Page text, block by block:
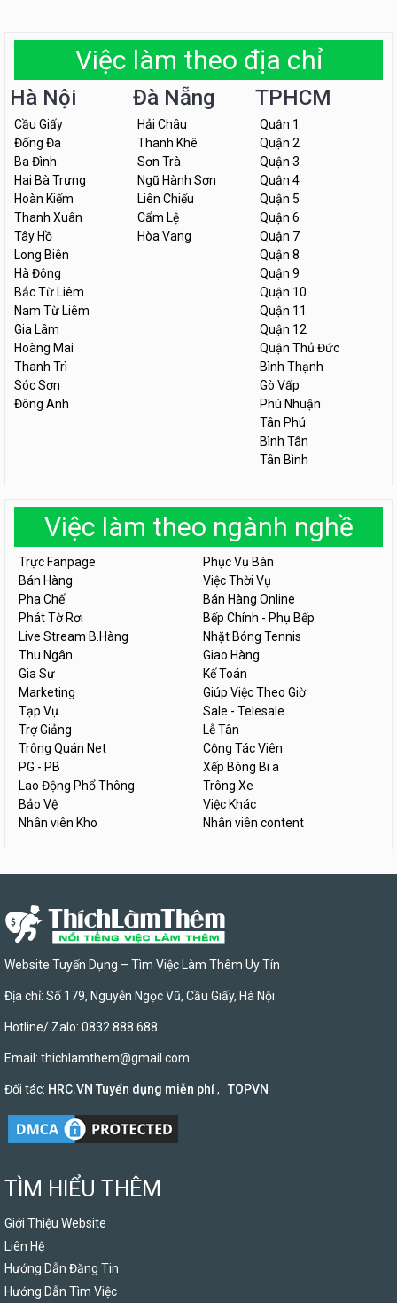
Việc làm theo địa chỉ
Hà Nội
Cầu Giấy
Đống Đa
Ba Đình
Hai Bà Trưng
Hoàn Kiếm
Thanh Xuân
Tây Hồ
Long Biên
Hà Đông
Bắc Từ Liêm
Nam Từ Liêm
Gia Lâm
Hoàng Mai
Thanh Trì
Sóc Sơn
Đông Anh
Đà Nẵng
Hải Châu
Thanh Khê
Sơn Trà
Ngũ Hành Sơn
Liên Chiểu
Cẩm Lệ
Hòa Vang
TPHCM
Quận 1
Quận 2
Quận 3
Quận 4
Quận 5
Quận 6
Quận 7
Quận 8
Quận 9
Quận 10
Quận 11
Quận 12
Quận Thủ Đức
Bình Thạnh
Gò Vấp
Phú Nhuận
Tân Phú
Bình Tân
Tân Bình
Việc làm theo ngành nghề
Trực Fanpage
Phục Vụ Bàn
Bán Hàng
Việc Thời Vụ
Pha Chế
Bán Hàng Online
Phát Tờ Rơi
Bếp Chính - Phụ Bếp
Live Stream B.Hàng
Nhặt Bóng Tennis
Thu Ngân
Giao Hàng
Gia Sư
Kế Toán
Marketing
Giúp Việc Theo Giờ
Tạp Vụ
Sale - Telesale
Trợ Giảng
Lễ Tân
Trông Quán Net
Cộng Tác Viên
PG - PB
Xếp Bóng Bi a
Lao Động Phổ Thông
Trông Xe
Bảo Vệ
Việc Khác
Nhân viên Kho
Nhân viên content
Website Tuyển Dụng – Tìm Việc Làm Thêm Uy Tín
Địa chỉ: Số 179, Nguyễn Ngọc Vũ, Cầu Giấy, Hà Nội
Hotline/ Zalo: 0832 888 688
Email: thichlamthem@gmail.com
Đối tác: HRC.VN Tuyển dụng miễn phí, TOPVN
TÌM HIỂU THÊM
Giới Thiệu Website
Liên Hệ
Hướng Dẫn Đăng Tin
Hướng Dẫn Tìm Việc